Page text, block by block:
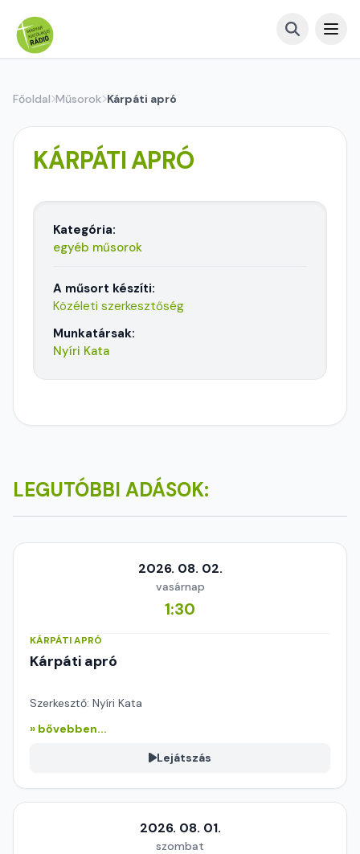
Főoldal Műsorok Kárpáti apró
KÁRPÁTI APRÓ
Kategória:
egyéb műsorok
A műsort készíti:
Közéleti szerkesztőség
Munkatársak:
Nyíri Kata
LEGUTÓBBI ADÁSOK:
2026. 08. 02.
vasárnap
1:30
KÁRPÁTI APRÓ
Kárpáti apró
Szerkesztő: Nyíri Kata
» bővebben...
Lejátszás
2026. 08. 01.
szombat